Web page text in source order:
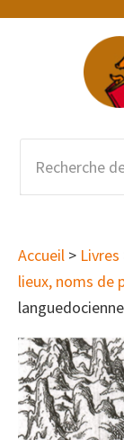
Passer
Passer
Passer
Accueil > Livres
lieux, noms de
languedocienne